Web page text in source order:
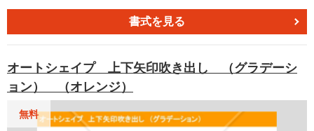
様々なスタイルで掲載されており、パワーポイント、エク
セル、ワードなどの文書作成ソフトウェアでのプロジェク
ェクトに新たな視覚的な要素を簡単に組み込みましょう。
ダウンロードは無料ですので、ぜひご活用ください。新し
いパターンでプロジェクトをカスタマイズし、魅力的なデ
ザインを実現しましょう。
書式を見る
オートシェイプ 上下矢印吹き出し （グラデーシ
ョン） （オレンジ）
無料